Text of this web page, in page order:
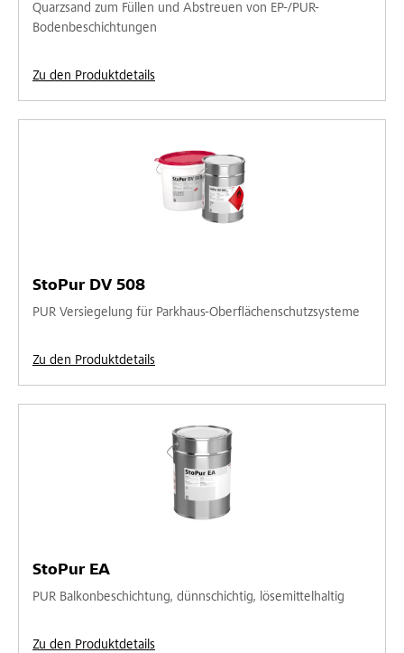
Quarzsand zum Füllen und Abstreuen von EP-/PUR-
Bodenbeschichtungen
Zu den Produktdetails
StoPur DV 508
PUR Versiegelung für Parkhaus-Oberflächenschutzsysteme
Zu den Produktdetails
StoPur EA
PUR Balkonbeschichtung, dünnschichtig, lösemittelhaltig
Zu den Produktdetails